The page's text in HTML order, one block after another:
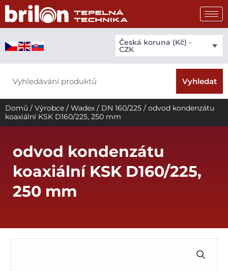
Přeskočit
obsah
Česká koruna (Kč) -
CZK
Vyhledat
Domů / Výrobce / Wadex / DN 160/225 / odvod kondenzátu
koaxiální KSK D160/225, 250 mm
odvod kondenzátu
koaxiální KSK D160/225,
250 mm